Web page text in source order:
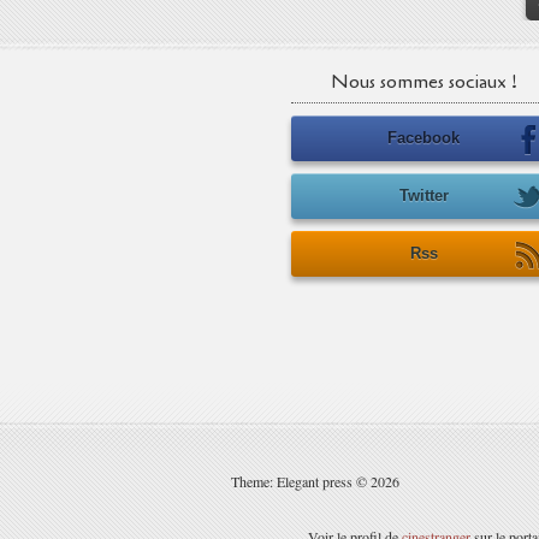
Nous sommes sociaux !
Facebook
Twitter
Rss
Theme: Elegant press © 2026